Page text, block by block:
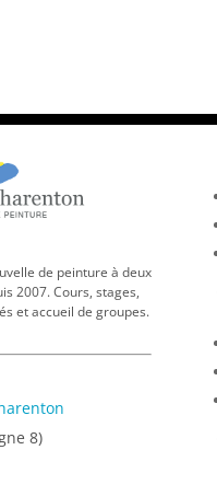
de peinture à deux
2007. Cours, stages,
et accueil de groupes.
8)